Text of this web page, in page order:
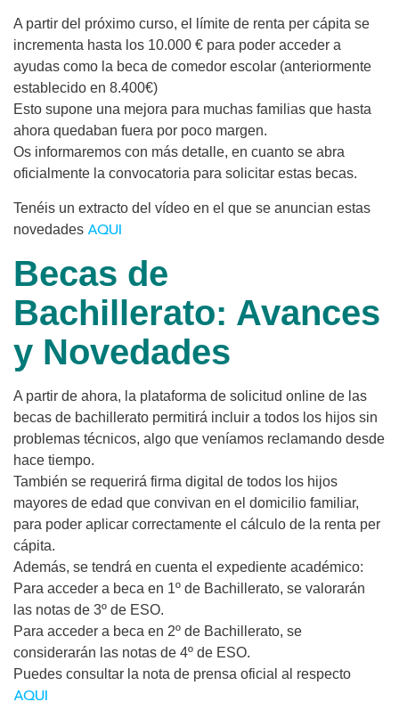
A partir del próximo curso, el límite de renta per cápita se
incrementa hasta los 10.000 € para poder acceder a
ayudas como la beca de comedor escolar (anteriormente
establecido en 8.400€)
Esto supone una mejora para muchas familias que hasta
ahora quedaban fuera por poco margen.
Os informaremos con más detalle, en cuanto se abra
oficialmente la convocatoria para solicitar estas becas.
Tenéis un extracto del vídeo en el que se anuncian estas
novedades AQUI
Becas de
Bachillerato: Avances
y Novedades
A partir de ahora, la plataforma de solicitud online de las
becas de bachillerato permitirá incluir a todos los hijos sin
problemas técnicos, algo que veníamos reclamando desde
hace tiempo.
También se requerirá firma digital de todos los hijos
mayores de edad que convivan en el domicilio familiar,
para poder aplicar correctamente el cálculo de la renta per
cápita.
Además, se tendrá en cuenta el expediente académico:
Para acceder a beca en 1º de Bachillerato, se valorarán
las notas de 3º de ESO.
Para acceder a beca en 2º de Bachillerato, se
considerarán las notas de 4º de ESO.
Puedes consultar la nota de prensa oficial al respecto
AQUI